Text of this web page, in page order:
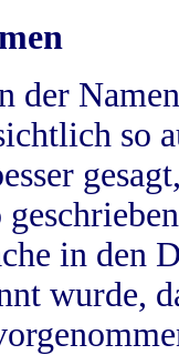
der
so
in
wurde,